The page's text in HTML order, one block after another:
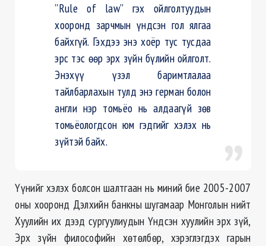
”Rule of law” гэх ойлголтуудын
хооронд зарчмын үндсэн гол ялгаа
байхгүй. Гэхдээ энэ хоёр тус тусдаа
эрс тэс өөр эрх зүйн бүлийн ойлголт.
Энэхүү үзэл баримтлалаа
тайлбарлахын тулд энэ герман болон
англи нэр томьёо нь алдаагүй зөв
томьёологдсон юм гэдгийг хэлэх нь
зүйтэй байх.
Үүнийг хэлэх болсон шалтгаан нь миний бие 2005-2007
оны хооронд Дэлхийн банкны шугамаар Монголын нийт
Хуулийн их дээд сургуулиудын Үндсэн хуулийн эрх зүй,
Эрх зүйн философийн хөтөлбөр, хэрэглэгдэх гарын